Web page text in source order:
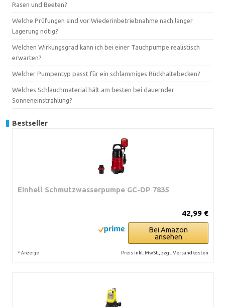
Rasen und Beeten?
Welche Prüfungen sind vor Wiederinbetriebnahme nach langer
Lagerung nötig?
Welchen Wirkungsgrad kann ich bei einer Tauchpumpe realistisch
erwarten?
Welcher Pumpentyp passt für ein schlammiges Rückhaltebecken?
Welches Schlauchmaterial hält am besten bei dauernder
Sonneneinstrahlung?
Bestseller
Einhell Schmutzwasserpumpe GC-DP 7835
42,99 €
Bei Amazon
ansehen
* Anzeige Preis inkl. MwSt., zzgl. Versandkosten